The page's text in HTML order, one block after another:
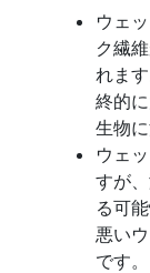
ウェ
ク繊
れま
終的
生物
ウェ
すが
る可
悪い
です。